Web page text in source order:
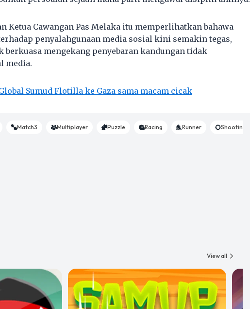
Ketua Cawangan Pas Melaka itu memperlihatkan bahawa
penyalahgunaan media sosial kini semakin tegas,
berkuasa mengekang penyebaran kandungan tidak
media.
Sumud Flotilla ke Gaza sama macam cicak